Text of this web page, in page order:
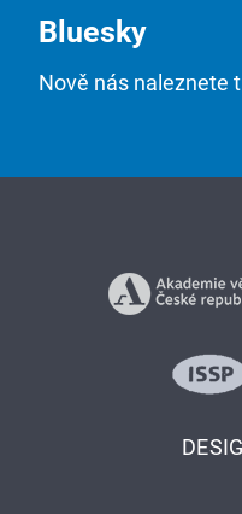
Bluesky
Nově nás naleznete